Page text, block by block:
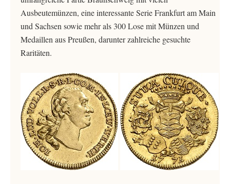
Ausbeutemünzen, eine interessante Serie Frankfurt am Main
und Sachsen sowie mehr als 300 Lose mit Münzen und
Medaillen aus Preußen, darunter zahlreiche gesuchte
Raritäten.